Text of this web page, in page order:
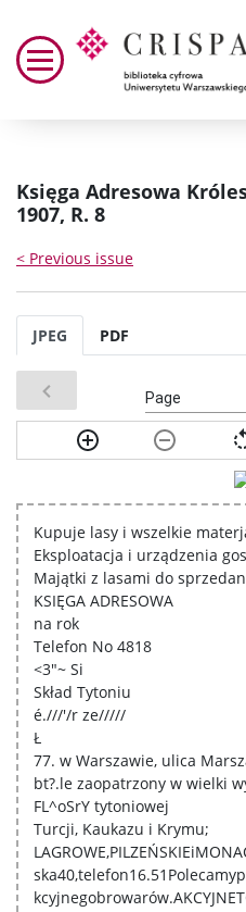
Księga Adresowa
1907, R. 8
< Previous issue
JPEG PDF
Page
Kupuje lasy i wszelkie
Eksploatacja i urządzenia
Majątki z lasami do
KSIĘGA ADRESOWA
na rok
Telefon No 4818
<3"~ Si
Skład Tytoniu
é.///'/r ze/////
Ł
77. w Warszawie, ulica
bt?.le zaopatrzony w wielki
FL^oSrY tytoniowej
Turcji, Kaukazu i Krymu;